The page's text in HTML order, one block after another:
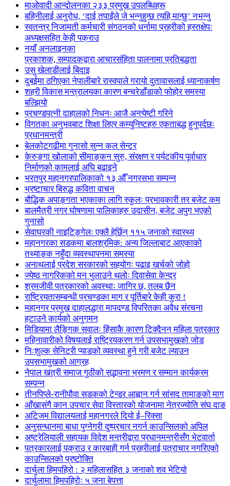
माओवादी आन्दोलनका २३३ प्रमुख उपलब्धिहरू
बहिनीलाई अनुरोध, ‘दाई तपाईंले जे भन्नुहुन्छ त्यहि मान्छु’ नभन्नु
स्वतन्त्र निजामती कर्मचारी संगठनको धर्नामा प्रहरीको हस्तक्षेपः
अध्यक्षसहित केही पक्राउ
नयाँ अनलाइनका
प्रकाशक, सम्पादकद्वारा आचारसंहिता पालनामा प्रतिबद्धता
उसु खेलाडीलाई बिदाइ
दुबईमा ठगिएका नेपालीबारे रास्वपाले गरायो दुतावासलाई ध्यानाकर्षण
शहरी विकास मन्त्रालयका कारण बन्चरेडाँडाको फोहोर समस्या
बल्झियो
प्रचण्डपत्नी दाहालको निधनः आजै अन्त्येष्टी गरिने
विगतका अनुभवबाट शिक्षा लिएर कम्युनिष्टहरु एकताबद्ध हुनुपर्दछः
प्रधानमन्त्री
बेलकोटगढीमा गुनासो सुन्न कल सेन्टर
केरुङ्गा खोलाको सीमाङ्कन सुरु, संरक्षण र पर्यटकीय पूर्वाधार
निर्माणको कामलाई अघि बढाइने
भरतपुर महानगरपालिकाको १३ औँ नगरसभा सम्पन्न
भ्रष्टाचार बिरुद्ध कविता वाचन
बौद्धिक अपाङ्गता भएकाका लागि स्कुलः प्रभावकारी तर बजेट कम
बालमैत्री नगर घोषणामा पालिकाहरु उदासीन, बजेट अपुग भएको
गुनासो
सेवाघरकी नाइटिङ्गेलः एक्लै हेर्छिन् ११५ जनाको स्वास्थ्य
महानगरका सडकमा बालश्रमिक: अन्य जिल्लाबाट आएकाको
तथ्याङ्क नहुँदा व्यवस्थापनमा समस्या
अनाथलाई प्रदेश सरकारको सहयोगः पढाइ खर्चको जोहो
ज्येष्ठ नागरिकको मन भुलाउने थलोः दिवासेवा केन्द्र
श्रमजीवी पत्रकारको अवस्थाः जागिर छ, तलब छैन
राष्ट्रियतासम्बन्धी प्रचण्डका माग र पूर्तिबारे केही कुरा !
महानगर प्रमुख दाहालद्धारा मापदण्ड विपरितका अवैध संरचना
हटाउने कार्यको अनुगमन
मिडियामा लैङ्गिक सवालः हिंसाकै कारण टिक्दैनन् महिला पत्रकार
महिनावारीको विषयलाई राष्ट्रियकरण गर्न उपसभामुखको जोड
निःशुल्क सेनिटरी प्याडको व्यवस्था हुने गरी बजेट ल्याउन
उपसभामुखको आग्रह
नेपाल खत्री समाज गुठीको सद्भावना भ्रमण र सम्मान कार्यक्रम
सम्पन्न
तीनपिप्ले-रानीपौवा सडकको टेन्डर आह्वान गर्न सांसद तामाङको माग
आँखासंगै कान उपचार सेवा विस्तारको योजनामा नेत्रज्योति संघ दाङ
अटिजम विद्यालयलाई महानगरले दियो ई–रिक्सा
अनुसन्धानमा बाधा पुग्नेगरी दुष्प्रचार नगर्न काउन्सिलको अपिल
अष्ट्रेलियाली सहायक विदेश मन्त्रीद्वारा प्रधानमन्त्रीसँग भेटवार्ता
पत्रकारलाई पक्राउ र कारबाही गर्न प्रहरीलाई पत्राचार नगरिएको
काउन्सिलको प्रष्टोक्ति
दार्चुला हिमपहिरो : २ महिलासहित ३ जनाको शव भेटियो
दार्चुलामा हिमपहिरोः ५ जना बेपत्ता